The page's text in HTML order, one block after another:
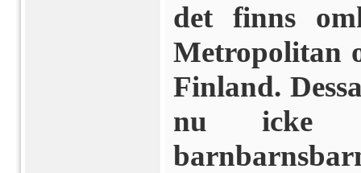
det finns
Metropolitan
Finland.
nu icke